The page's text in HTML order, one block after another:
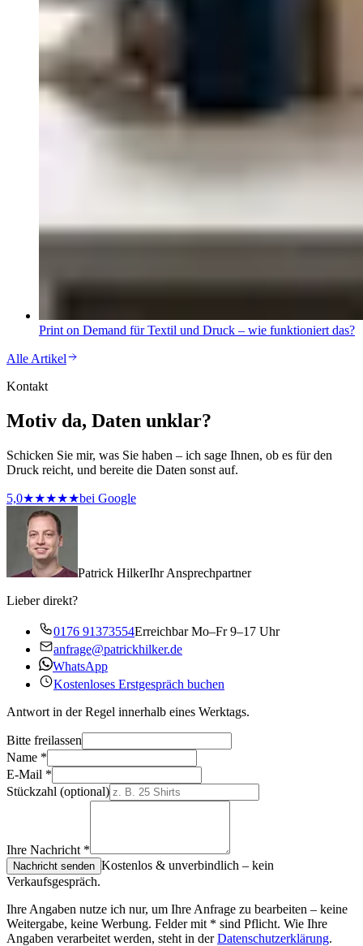
Print on Demand für Textil und Druck – wie funktioniert das?
Alle Artikel
Kontakt
Motiv da, Daten unklar?
Schicken Sie mir, was Sie haben – ich sage Ihnen, ob es für den
Druck reicht, und bereite die Daten sonst auf.
5,0★★★★★bei Google
Patrick HilkerIhr Ansprechpartner
Lieber direkt?
0176 91373554Erreichbar Mo–Fr 9–17 Uhr
anfrage@patrickhilker.de
WhatsApp
Kostenloses Erstgespräch buchen
Antwort in der Regel innerhalb eines Werktags.
Bitte freilassen
Name *
E-Mail *
Stückzahl (optional)
Ihre Nachricht *
Nachricht senden Kostenlos & unverbindlich – kein
Verkaufsgespräch.
Ihre Angaben nutze ich nur, um Ihre Anfrage zu bearbeiten – keine
Weitergabe, keine Werbung. Felder mit * sind Pflicht. Wie Ihre
Angaben verarbeitet werden, steht in derDatenschutzerklärung.